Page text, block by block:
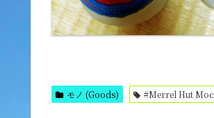
モノ (Goods) #Merrel Hut Moc